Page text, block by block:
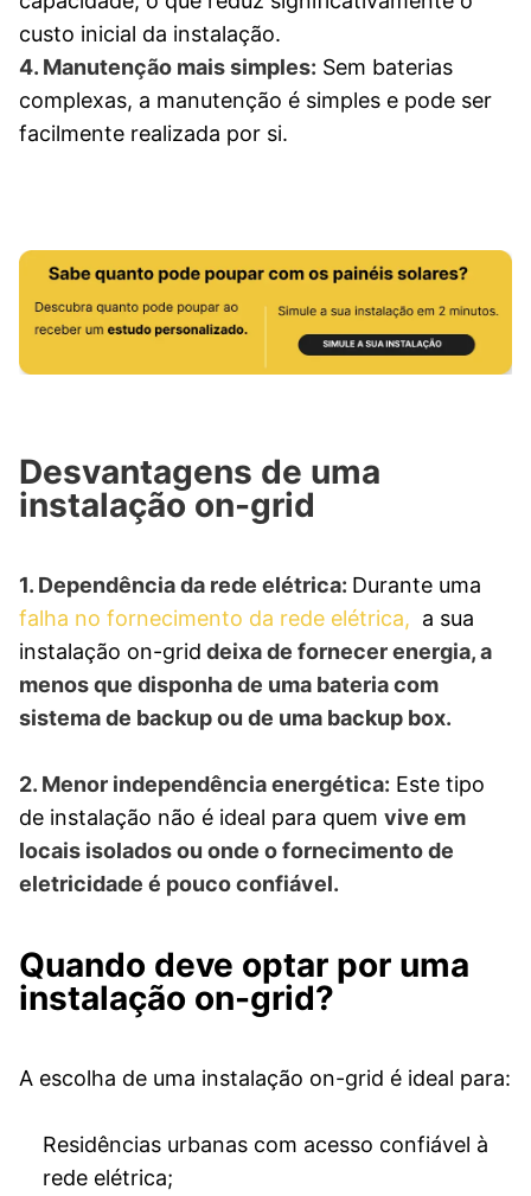
custo inicial da instalação.
4. Manutenção mais simples: Sem baterias
complexas, a manutenção é simples e pode ser
facilmente realizada por si.
Desvantagens de uma
instalação on-grid
1. Dependência da rede elétrica: Durante uma
falha no fornecimento da rede elétrica, a sua
instalação on-grid deixa de fornecer energia, a
menos que disponha de uma bateria com
sistema de backup ou de uma backup box.
2. Menor independência energética: Este tipo
de instalação não é ideal para quem vive em
locais isolados ou onde o fornecimento de
eletricidade é pouco confiável.
Quando deve optar por uma
instalação on-grid?
A escolha de uma instalação on-grid é ideal para:
Residências urbanas com acesso confiável à
rede elétrica;